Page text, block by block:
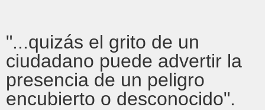
"...quizás el grito de un
ciudadano puede advertir la
presencia de un peligro
encubierto o desconocido".